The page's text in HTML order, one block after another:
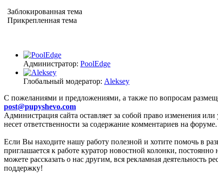
Заблокированная тема
Прикрепленная тема
Администратор: PoolEdge
Глобальный модератор: Aleksey
C пожеланиями и предложениями, а также по вопросам
post@pupyshevo.com
Администрация сайта оставляет за собой право изменения
несет ответственности за содержание комментариев на форуме.
Если Вы находите нашу работу полезной и хотите помочь в
приглашается к работе куратор новостной колонки,
можете рассказать о нас другим, вся рекламная деятельность
поддержку!